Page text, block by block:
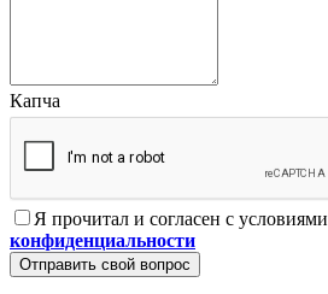
Капча
Я прочитал и согласен с условиями
конфиденциальности
Отправить свой вопрос